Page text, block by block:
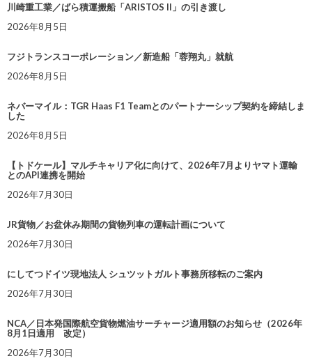
川崎重工業／ばら積運搬船「ARISTOS II」の引き渡し
2026年8月5日
フジトランスコーポレーション／新造船「蓉翔丸」就航
2026年8月5日
ネバーマイル：TGR Haas F1 Teamとのパートナーシップ契約を締結しま
した
2026年8月5日
【トドケール】マルチキャリア化に向けて、2026年7月よりヤマト運輸
とのAPI連携を開始
2026年7月30日
JR貨物／お盆休み期間の貨物列車の運転計画について
2026年7月30日
にしてつドイツ現地法人 シュツットガルト事務所移転のご案内
2026年7月30日
NCA／日本発国際航空貨物燃油サーチャージ適用額のお知らせ（2026年
8月1日適用 改定）
2026年7月30日